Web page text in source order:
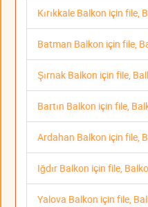
Kırıkkale Balkon için file,
Batman Balkon için file,
Şırnak Balkon için file,
Bartın Balkon için file,
Ardahan Balkon için file,
Iğdır Balkon için file,
Yalova Balkon için file,